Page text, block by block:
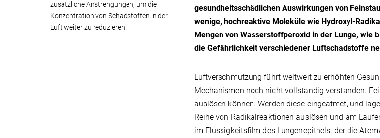
gesundheitsschädlichen Auswirkungen von
wenige, hochreaktive Moleküle wie Hydroxyl-
Mengen von Wasserstoffperoxid in der Lunge, wie
die Gefährlichkeit verschiedener Luftschadstoffe
Luftverschmutzung führt weltweit zu erhöhten
Mechanismen noch nicht vollständig verstanden.
auslösen können. Werden diese eingeatmet, und
Reihe von Radikalreaktionen auslösen und am
im Flüssigkeitsfilm des Lungenepithels, der die
zusätzliche Anstrengungen, um die
Konzentration von Schadstoffen in der
Luft weiter zu reduzieren.